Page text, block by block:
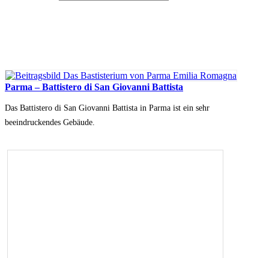
Parma – Battistero di San Giovanni Battista
Das Battistero di San Giovanni Battista in Parma ist ein sehr
beeindruckendes Gebäude.